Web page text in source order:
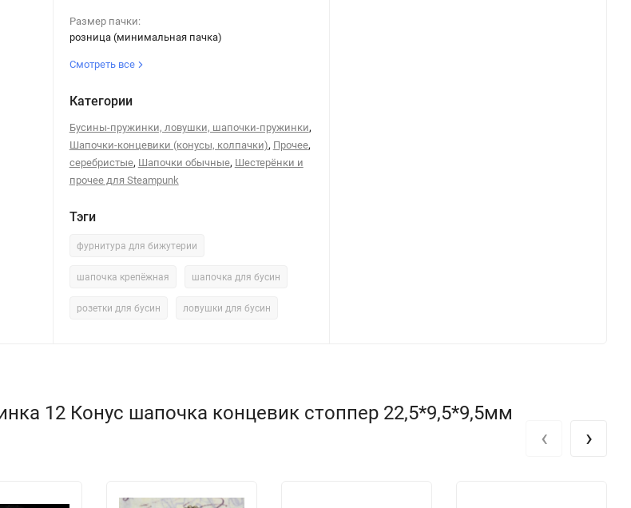
Размер пачки:
розница (минимальная пачка)
Смотреть все
Категории
Бусины-пружинки, ловушки, шапочки-пружинки,
Шапочки-концевики (конусы, колпачки), Прочее,
серебристые, Шапочки обычные, Шестерёнки и
прочее для Steampunk
Тэги
фурнитура для бижутерии
шапочка крепёжная шапочка для бусин
розетки для бусин ловушки для бусин
12 Конус шапочка концевик стоппер 22,5*9,5*9,5мм
‹ ›